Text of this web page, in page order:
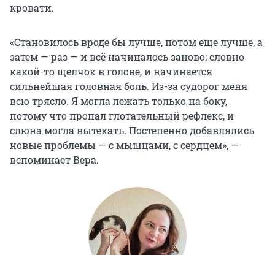
кровати.
«Становилось вроде бы лучше, потом еще лучше, а
затем — раз — и всё начиналось заново: словно
какой-то щелчок в голове, и начинается
сильнейшая головная боль. Из-за судорог меня
всю трясло. Я могла лежать только на боку,
потому что пропал глотательный рефлекс, и
слюна могла вытекать. Постепенно добавлялись
новые проблемы — с мышцами, с сердцем», —
вспоминает Вера.